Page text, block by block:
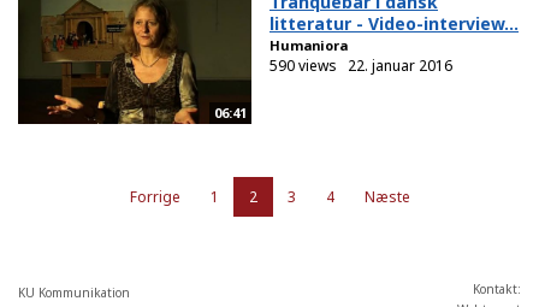
06:41
litteratur - Video-interview...
Humaniora
590 views 22. januar 2016
Forrige 1 2 3 4 Næste
KU Kommunikation
Kontakt: